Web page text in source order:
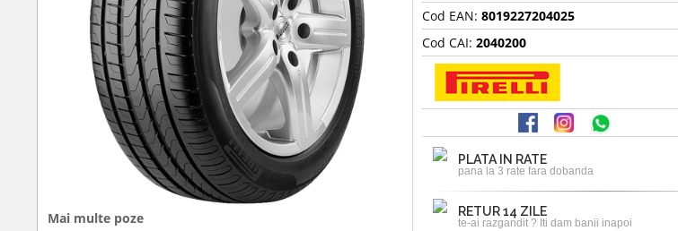
Mai multe poze
Cod EAN:8019227204025
Cod CAI:2040200
PLATA IN RATE
pana la 3 rate fara dobanda
RETUR 14 ZILE
te-ai razgandit ? Iti dam banii inapoi